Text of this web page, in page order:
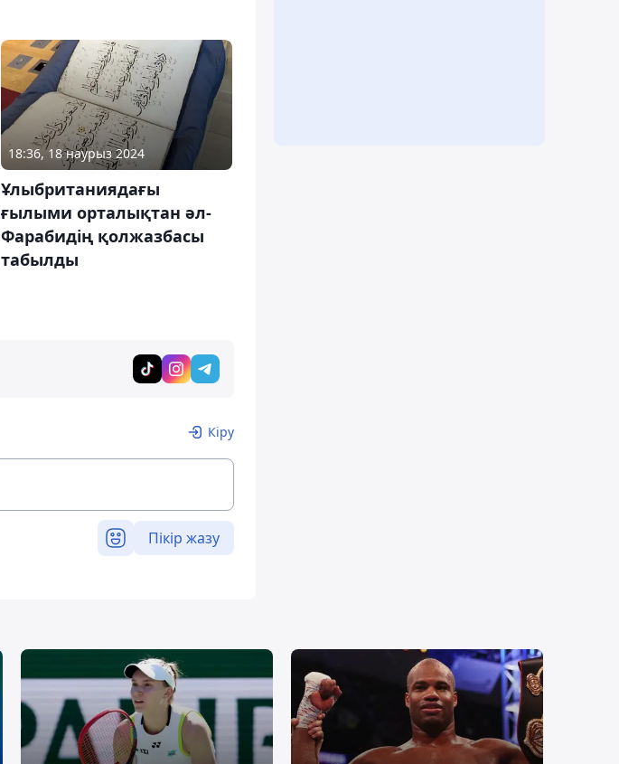
18:36, 18 наурыз 2024
Ұлыбританиядағы
ғылыми орталықтан әл-
Фарабидің қолжазбасы
табылды
Кіру
Пікір жазу